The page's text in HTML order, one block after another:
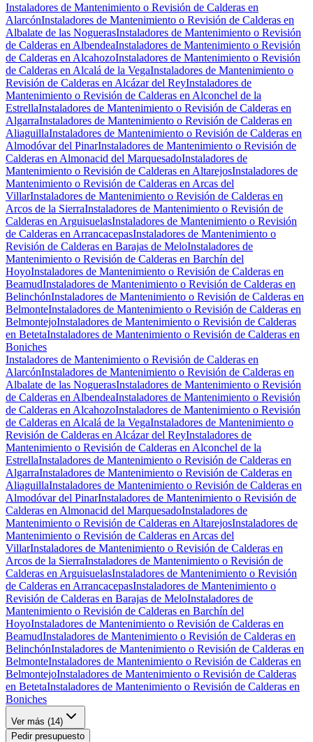
Instaladores de Mantenimiento o Revisión de Calderas en
AlarcónInstaladores de Mantenimiento o Revisión de Calderas en
Albalate de las NoguerasInstaladores de Mantenimiento o Revisión
de Calderas en AlbendeaInstaladores de Mantenimiento o Revisión
de Calderas en AlcahozoInstaladores de Mantenimiento o Revisión
de Calderas en Alcalá de la VegaInstaladores de Mantenimiento o
Revisión de Calderas en Alcázar del ReyInstaladores de
Mantenimiento o Revisión de Calderas en Alconchel de la
EstrellaInstaladores de Mantenimiento o Revisión de Calderas en
AlgarraInstaladores de Mantenimiento o Revisión de Calderas en
AliaguillaInstaladores de Mantenimiento o Revisión de Calderas en
Almodóvar del PinarInstaladores de Mantenimiento o Revisión de
Calderas en Almonacid del MarquesadoInstaladores de
Mantenimiento o Revisión de Calderas en AltarejosInstaladores de
Mantenimiento o Revisión de Calderas en Arcas del
VillarInstaladores de Mantenimiento o Revisión de Calderas en
Arcos de la SierraInstaladores de Mantenimiento o Revisión de
Calderas en ArguisuelasInstaladores de Mantenimiento o Revisión
de Calderas en ArrancacepasInstaladores de Mantenimiento o
Revisión de Calderas en Barajas de MeloInstaladores de
Mantenimiento o Revisión de Calderas en Barchín del
HoyoInstaladores de Mantenimiento o Revisión de Calderas en
BeamudInstaladores de Mantenimiento o Revisión de Calderas en
BelinchónInstaladores de Mantenimiento o Revisión de Calderas en
BelmonteInstaladores de Mantenimiento o Revisión de Calderas en
BelmontejoInstaladores de Mantenimiento o Revisión de Calderas
en BetetaInstaladores de Mantenimiento o Revisión de Calderas en
Boniches
Instaladores de Mantenimiento o Revisión de Calderas en
AlarcónInstaladores de Mantenimiento o Revisión de Calderas en
Albalate de las NoguerasInstaladores de Mantenimiento o Revisión
de Calderas en AlbendeaInstaladores de Mantenimiento o Revisión
de Calderas en AlcahozoInstaladores de Mantenimiento o Revisión
de Calderas en Alcalá de la VegaInstaladores de Mantenimiento o
Revisión de Calderas en Alcázar del ReyInstaladores de
Mantenimiento o Revisión de Calderas en Alconchel de la
EstrellaInstaladores de Mantenimiento o Revisión de Calderas en
AlgarraInstaladores de Mantenimiento o Revisión de Calderas en
AliaguillaInstaladores de Mantenimiento o Revisión de Calderas en
Almodóvar del PinarInstaladores de Mantenimiento o Revisión de
Calderas en Almonacid del MarquesadoInstaladores de
Mantenimiento o Revisión de Calderas en AltarejosInstaladores de
Mantenimiento o Revisión de Calderas en Arcas del
VillarInstaladores de Mantenimiento o Revisión de Calderas en
Arcos de la SierraInstaladores de Mantenimiento o Revisión de
Calderas en ArguisuelasInstaladores de Mantenimiento o Revisión
de Calderas en ArrancacepasInstaladores de Mantenimiento o
Revisión de Calderas en Barajas de MeloInstaladores de
Mantenimiento o Revisión de Calderas en Barchín del
HoyoInstaladores de Mantenimiento o Revisión de Calderas en
BeamudInstaladores de Mantenimiento o Revisión de Calderas en
BelinchónInstaladores de Mantenimiento o Revisión de Calderas en
BelmonteInstaladores de Mantenimiento o Revisión de Calderas en
BelmontejoInstaladores de Mantenimiento o Revisión de Calderas
en BetetaInstaladores de Mantenimiento o Revisión de Calderas en
Boniches
Ver más (14)
Pedir presupuesto